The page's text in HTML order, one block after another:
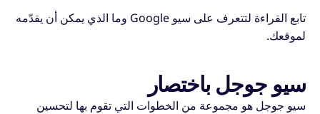
تابع القراءة لتتعرف على سيو Google وما الذي يمكن أن يقدّمه
لموقعك.
سيو جوجل باختصار
سيو جوجل هو مجموعة من الخطوات التي تقوم بها لتحسين